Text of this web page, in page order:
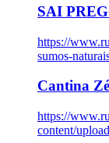
SAI
https://
sumos-
Cantina
https://
content/